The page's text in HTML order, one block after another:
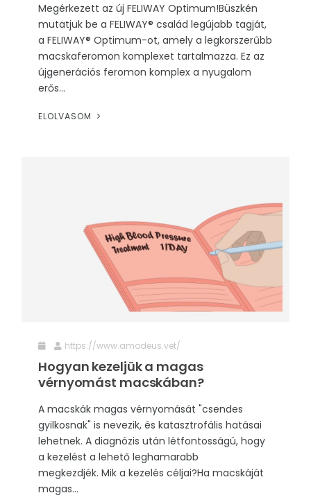
Megérkezett az új FELIWAY Optimum!Büszkén
mutatjuk be a FELIWAY® család legújabb tagját,
a FELIWAY® Optimum-ot, amely a legkorszerűbb
macskaferomon komplexet tartalmazza. Ez az
újgenerációs feromon komplex a nyugalom
erős...
ELOLVASOM
https://www.amodeus.vet/
Hogyan kezeljük a magas
vérnyomást macskában?
A macskák magas vérnyomását "csendes
gyilkosnak" is nevezik, és katasztrofális hatásai
lehetnek. A diagnózis után létfontosságú, hogy
a kezelést a lehető leghamarabb
megkezdjék. Mik a kezelés céljai?Ha macskáját
magas...